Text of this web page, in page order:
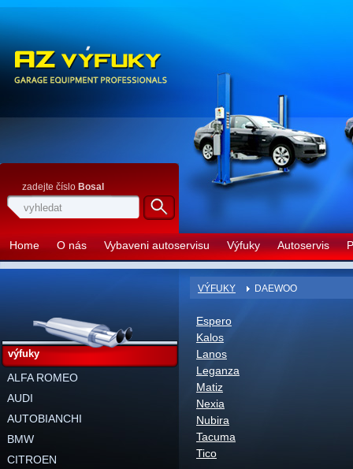
Home O nás Vybaveni autoservisu Výfuky Autoservis
zadejte číslo Bosal
VÝFUKY DAEWOO
Espero
Kalos
Lanos
Leganza
Matiz
Nexia
Nubira
Tacuma
Tico
výfuky
ALFA ROMEO
AUDI
AUTOBIANCHI
BMW
CITROEN